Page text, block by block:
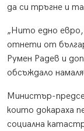
да си тръгне и
„Нито едно
отнети от
Румен Радев и
обсъждало
Министър-
които докараха
социална